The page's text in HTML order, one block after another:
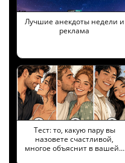
Лучшие анекдоты недели и
реклама
Тест: то, какую пару вы
назовете счастливой,
многое объяснит в вашей…